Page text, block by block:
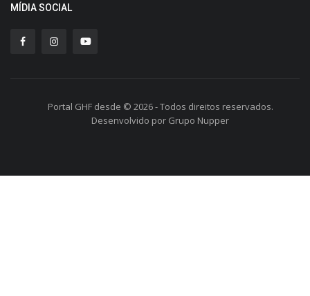
MÍDIA SOCIAL
Portal GHF desde © 2026 - Todos direitos reservados.
Desenvolvido por Grupo Nupper